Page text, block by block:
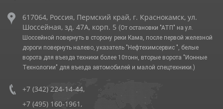
617064, Россия, Пермский край, г. Краснокамск, ул.
Шоссейная, зд. 47А, корп. 5 (От остановки "АТП" на ул.
Шоссейной повернуть в сторону реки Кама, после первой железной
дороги повернуть налево, указатель "Нефтехимсервис ", белые
ворота для въезда техники более 10тонн, вторые ворота "Ионные
Технологии" для въезда автомобилей и малой спецтехники.)
+7 (342) 224-14-44,
+7 (495) 160-1961 ,